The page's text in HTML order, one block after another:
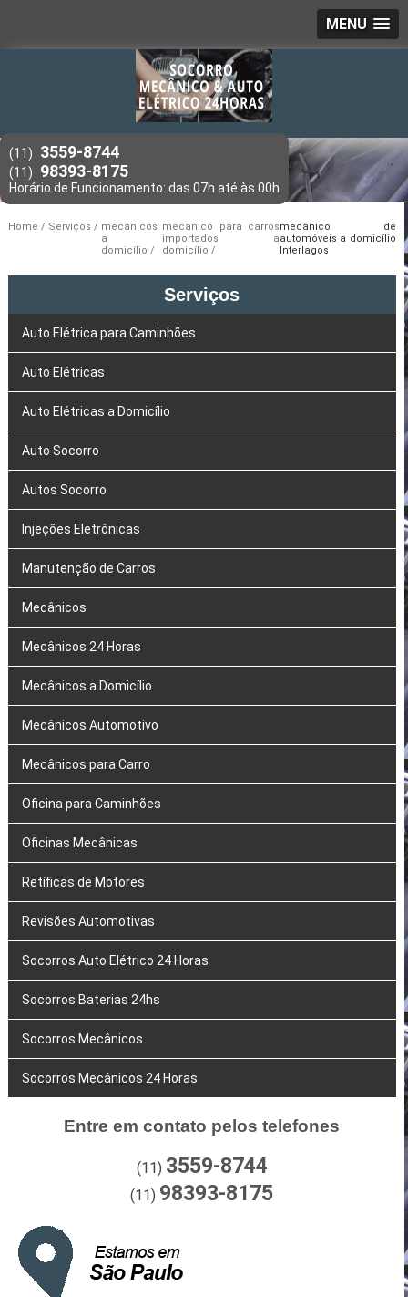
MENU
(11) 3559-8744
(11) 98393-8175
Home Serviços
mecânicos
a
domicílio
mecânico para carros
importados a
domicílio
mecânico de
automóveis a domicílio
Interlagos
Serviços
Auto Elétrica para Caminhões
Auto Elétricas
Auto Elétricas a Domicílio
Auto Socorro
Autos Socorro
Injeções Eletrônicas
Manutenção de Carros
Mecânicos
Mecânicos 24 Horas
Mecânicos a Domicílio
Mecânicos Automotivo
Mecânicos para Carro
Oficina para Caminhões
Oficinas Mecânicas
Retíficas de Motores
Revisões Automotivas
Socorros Auto Elétrico 24 Horas
Socorros Baterias 24hs
Socorros Mecânicos
Socorros Mecânicos 24 Horas
Entre em contato pelos telefones
(11) 3559-8744
(11) 98393-8175